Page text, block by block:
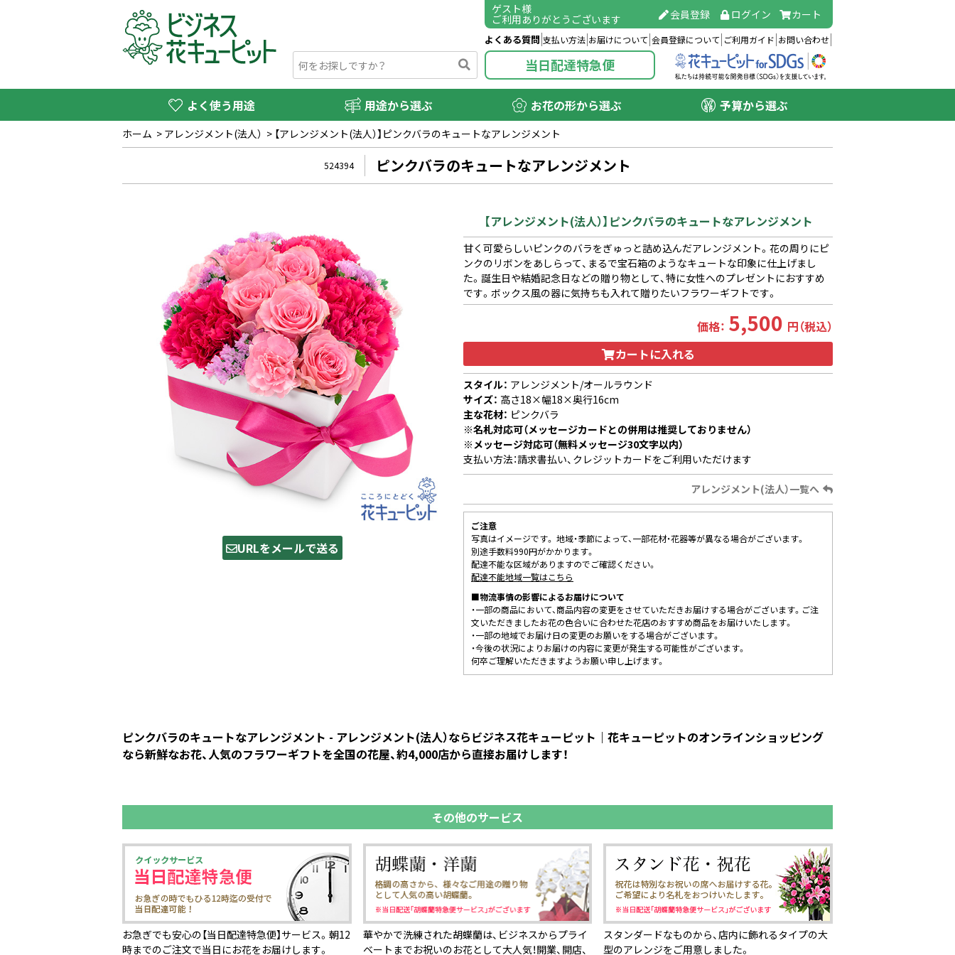
ゲスト様
ご利用ありがとうございます 会員登録 ログイン カート
よくある質問 支払い方法 お届けについて 会員登録について ご利用ガイド お問い合わせ
当日配達特急便
よく使う用途 用途から選ぶ お花の形から選ぶ 予算から選ぶ
ホーム > アレンジメント(法人） > 【アレンジメント(法人）】ピンクバラのキュートなアレンジメント
524394 ピンクバラのキュートなアレンジメント
URLをメールで送る
【アレンジメント(法人）】ピンクバラのキュートなアレンジメント
甘く可愛らしいピンクのバラをぎゅっと詰め込んだアレンジメント。花の周りにピ
ンクのリボンをあしらって、まるで宝石箱のようなキュートな印象に仕上げまし
た。誕生日や結婚記念日などの贈り物として、特に女性へのプレゼントにおすすめ
です。ボックス風の器に気持ちも入れて贈りたいフラワーギフトです。
価格： 5,500 円（税込）
カートに入れる
スタイル： アレンジメント/オールラウンド
サイズ： 高さ18×幅18×奥行16cm
主な花材： ピンクバラ
※名札対応可（メッセージカードとの併用は推奨しておりません）
※メッセージ対応可（無料メッセージ30文字以内）
支払い方法：請求書払い、クレジットカードをご利用いただけます
アレンジメント(法人）一覧へ
ご注意
写真はイメージです。 地域・季節によって、一部花材・花器等が異なる場合がございます。
別途手数料990円がかかります。
配達不能な区域がありますのでご確認ください。
配達不能地域一覧はこちら
■物流事情の影響によるお届けについて
・一部の商品において、商品内容の変更をさせていただきお届けする場合がございます。ご注
文いただきましたお花の色合いに合わせた花店のおすすめ商品をお届けいたします。
・一部の地域でお届け日の変更のお願いをする場合がございます。
・今後の状況によりお届けの内容に変更が発生する可能性がございます。
何卒ご理解いただきますようお願い申し上げます。
ピンクバラのキュートなアレンジメント - アレンジメント(法人）ならビジネス花キューピット｜花キューピットのオンラインショッピング
なら新鮮なお花、人気のフラワーギフトを全国の花屋、約4,000店から直接お届けします！
その他のサービス
お急ぎでも安心の【当日配達特急便】サービス。朝12
時までのご注文で当日にお花をお届けします。
華やかで洗練された胡蝶蘭は、ビジネスからプライ
ベートまでお祝いのお花として大人気！開業、開店、
スタンダードなものから、店内に飾れるタイプの大
型のアレンジをご用意しました。